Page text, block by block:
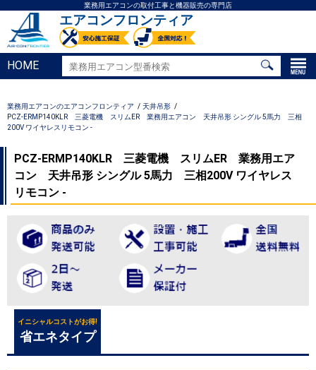
業務用エアコンの取付工事と機器販売の専門店
エアコンフロンティア
HOME
業務用エアコンのエアコンフロンティア
天井吊形
PCZ-ERMP140KLR 三菱電機 スリムER 業務用エアコン 天井吊形 シングル 5馬力 三相
200V ワイヤレスリモコン -
PCZ-ERMP140KLR 三菱電機 スリムER 業務用エア
コン 天井吊形 シングル 5馬力 三相200V ワイヤレス
リモコン -
イニシャルコストがお得!
省エネタイプ